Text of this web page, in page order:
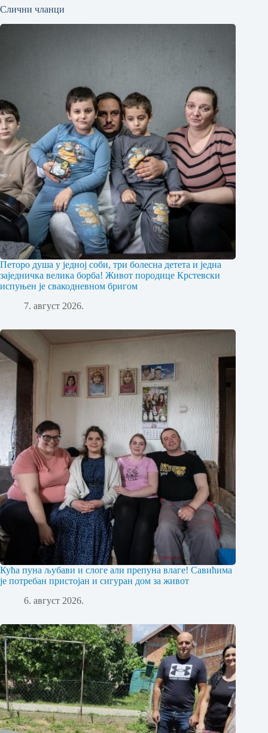
Слични чланци
Петоро душа у једној соби, три болесна детета и једна
заједничка велика борба! Живот породице Крстевски
испуњен је свакодневном бригом
7. август 2026.
Кућа пуна љубави и слоге али препуна влаге! Савићима
је потребан пристојан и сигуран дом за живот
6. август 2026.